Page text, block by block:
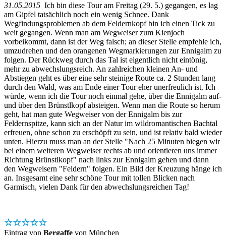
31.05.2015 Ich bin diese Tour am Freitag (29. 5.) gegangen, es lag
am Gipfel tatsächlich noch ein wenig Schnee. Dank
Wegfindungsproblemen ab dem Feldernkopf bin ich einen Tick zu
weit gegangen. Wenn man am Wegweiser zum Kienjoch
vorbeikommt, dann ist der Weg falsch; an dieser Stelle empfehle ich,
umzudrehen und den orangenen Wegmarkierungen zur Ennigalm zu
folgen. Der Rückweg durch das Tal ist eigentlich nicht eintönig,
mehr zu abwechslungsreich. An zahlreichen kleinen An- und
Abstiegen geht es über eine sehr steinige Route ca. 2 Stunden lang
durch den Wald, was am Ende einer Tour eher unerfreulich ist. Ich
würde, wenn ich die Tour noch einmal gehe, über die Ennigalm auf-
und über den Brünstlkopf absteigen. Wenn man die Route so herum
geht, hat man gute Wegweiser von der Ennigalm bis zur
Feldernspitze, kann sich an der Natur im wildromantischen Bachtal
erfreuen, ohne schon zu erschöpft zu sein, und ist relativ bald wieder
unten. Hierzu muss man an der Stelle "Nach 25 Minuten biegen wir
bei einem weiteren Wegweiser rechts ab und orientieren uns immer
Richtung Brünstlkopf" nach links zur Ennigalm gehen und dann
den Wegweisern "Feldern" folgen. Ein Bild der Kreuzung hänge ich
an. Insgesamt eine sehr schöne Tour mit tollen Blicken nach
Garmisch, vielen Dank für den abwechslungsreichen Tag!
☆☆☆☆☆
Eintrag von Bergaffe von München